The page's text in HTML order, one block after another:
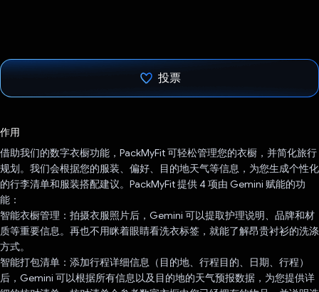
投票
作用
借助我们的数字衣橱功能，PackMyFit 可轻松管理您的衣橱，并简化旅行
规划。我们会根据您的服装、偏好、目的地天气等信息，为您生成个性化
的行李清单和服装搭配建议。PackMyFit 提供 4 项由 Gemini 赋能的功
能：
智能衣橱管理：拍摄衣服照片后，Gemini 可以提取护理说明、品牌和材
质等重要信息。再也不用眯着眼睛看洗衣标签，就能了解昂贵衬衫的洗涤
方式。
智能打包清单：添加行程详细信息（目的地、行程目的、日期、行程）
后，Gemini 可以根据所有信息以及目的地的天气预报数据，为您提供详